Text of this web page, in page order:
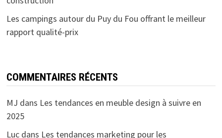
Les campings autour du Puy du Fou offrant le meilleur
rapport qualité-prix
COMMENTAIRES RÉCENTS
MJ dans Les tendances en meuble design à suivre en
2025
Lucdans Les tendances marketing pour les